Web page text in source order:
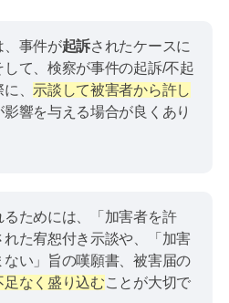
、事件が起訴されたケースに
して、検察が事件の起訴/不起
、 示談して被害者から許し
影響を与える場合が良くあり
るためには、「加害者を許
た宥恕付き示談や、「加害
い」旨の嘆願書、被害届の
足なく盛り込むことが大切で